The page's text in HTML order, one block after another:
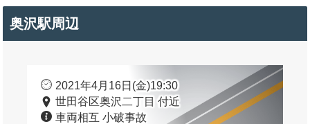
奥沢駅周辺
2021年4月16日(金)19:30
世田谷区奥沢二丁目 付近
車両相互 小破事故